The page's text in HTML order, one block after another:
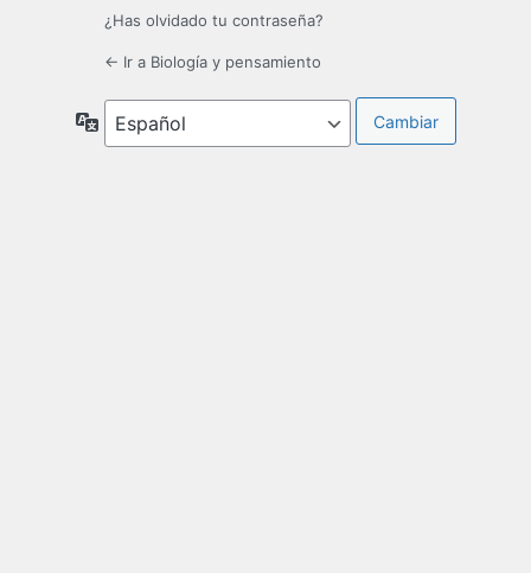
¿Has olvidado tu contraseña?
← Ir a Biología y pensamiento
Idioma